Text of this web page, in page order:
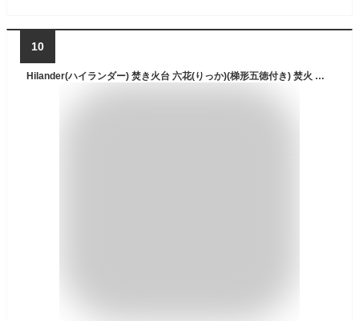
10
Hilander(ハイランダー) 焚き火台 六花(りっか)(梯形五徳付き) 焚火 バーベキュー プレート厚1.4mm BBQ 七輪 おしゃれ コンパクト ソロ デュオ ファミリー キャンプ ステンレス 薪 炭